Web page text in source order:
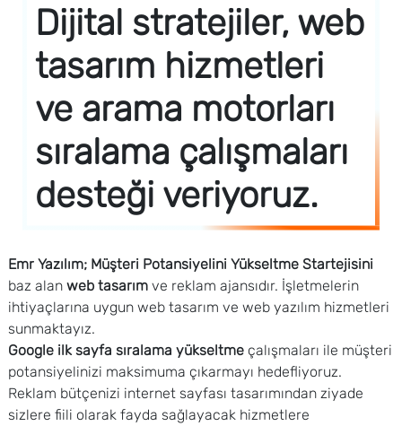
Dijital stratejiler, web
tasarım hizmetleri
ve arama motorları
sıralama çalışmaları
desteği veriyoruz.
Emr Yazılım; Müşteri Potansiyelini Yükseltme Startejisini
baz alan web tasarımve reklam ajansıdır. İşletmelerin
ihtiyaçlarına uygun web tasarım ve web yazılım hizmetleri
sunmaktayız.
Google ilk sayfa sıralama yükseltmeçalışmaları ile müşteri
potansiyelinizi maksimuma çıkarmayı hedefliyoruz.
Reklam bütçenizi internet sayfası tasarımından ziyade
sizlere fiili olarak fayda sağlayacak hizmetlere